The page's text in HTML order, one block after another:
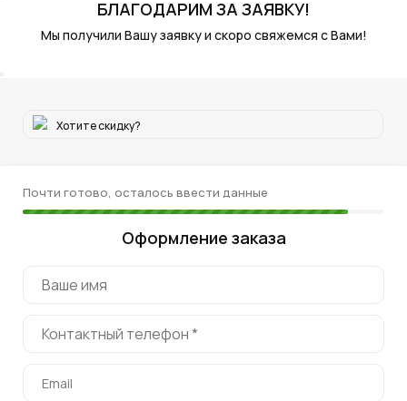
БЛАГОДАРИМ ЗА ЗАЯВКУ!
Мы получили Вашу заявку и скоро свяжемся с Вами!
Хотите скидку?
Почти готово, осталось ввести данные
Оформление заказа